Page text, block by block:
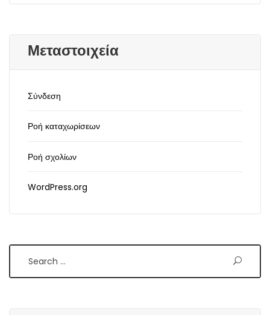
Μεταστοιχεία
Σύνδεση
Ροή καταχωρίσεων
Ροή σχολίων
WordPress.org